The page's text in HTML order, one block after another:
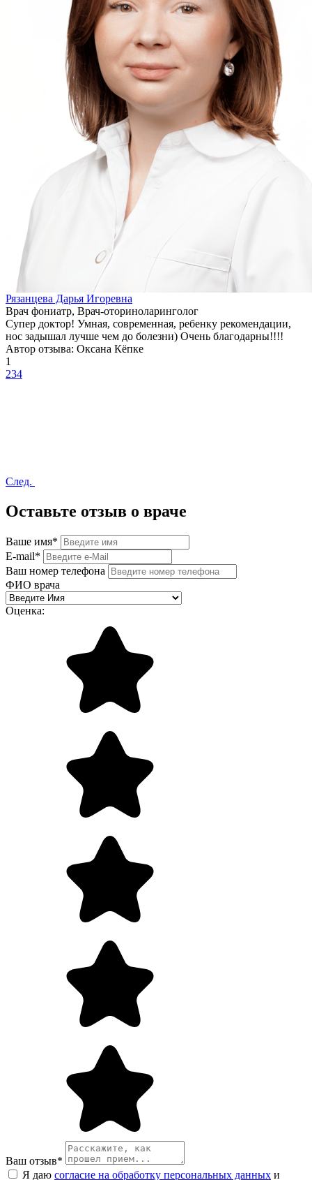
Рязанцева Дарья Игоревна
Врач фониатр, Врач-оториноларинголог
Супер доктор! Умная, современная, ребенку рекомендации,
нос задышал лучше чем до болезни) Очень благодарны!!!!
Автор отзыва: Оксана Кёпке
1
234
След.
Оставьте отзыв о враче
Ваше имя*
E-mail*
Ваш номер телефона
ФИО врача
Оценка:
Ваш отзыв*
Я даю согласие на обработку персональных данных и